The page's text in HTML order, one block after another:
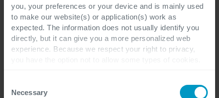
you, your preferences or your device and is mainly used
to make our website(s) or application(s) work as
expected. The information does not usually identify you
directly, but it can give you a more personalized web
experience. Because we respect your right to privacy,
you disable certain cookies, you should be aware that
Selection
Necessary
Voornaam*